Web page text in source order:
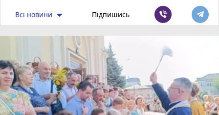
Всі новини Підпишись